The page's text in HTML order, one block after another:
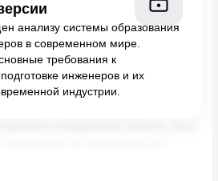
анализу системы образования
в современном мире.
требования к
инженеров и их
индустрии.